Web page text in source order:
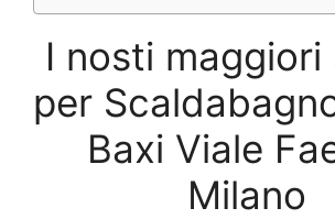
I nosti maggiori
per
Baxi Viale
Milano